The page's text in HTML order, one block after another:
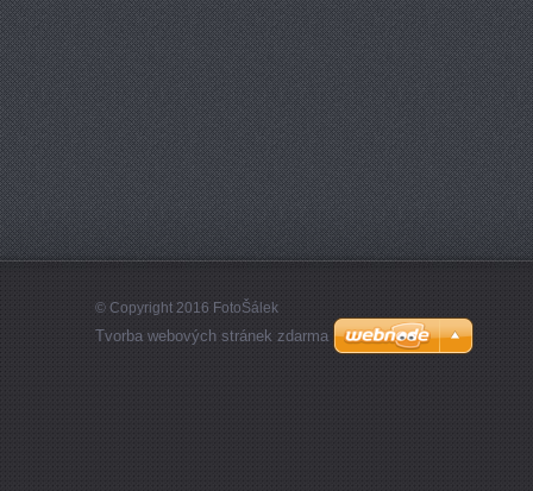
© Copyright 2016 FotoŠálek
Tvorba webových stránek zdarma